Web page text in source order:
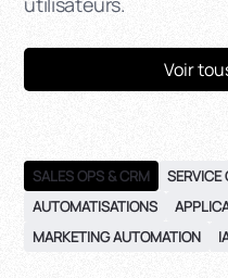
Voir
SALES OPS & CRM SERVICE
AUTOMATISATIONS
MARKETING AUTOMATION